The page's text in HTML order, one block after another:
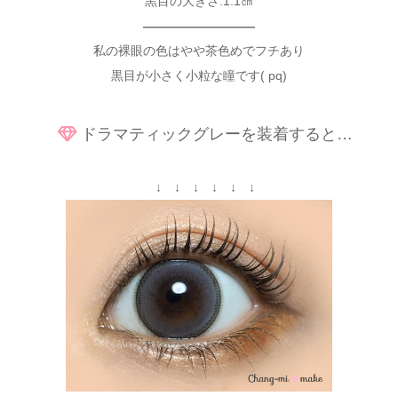
—————————
私の裸眼の色はやや茶色めでフチあり
黒目が小さく小粒な瞳です( pq)
ドラマティックグレーを装着すると…
↓ ↓ ↓ ↓ ↓ ↓